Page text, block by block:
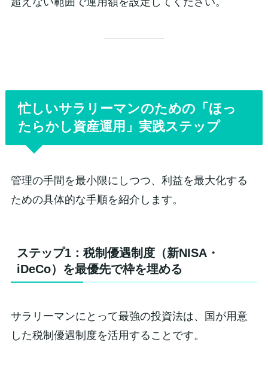
忙しいサラリーマンのための「ほっ
たらかし資産運用」実践ステップ
管理の手間を最小限にしつつ、利益を最大化する
ための具体的な手順を紹介します。
ステップ1：税制優遇制度（新NISA・
iDeCo）を最優先で枠を埋める
サラリーマンにとって最強の投資法は、国が用意
した税制優遇制度を活用することです。